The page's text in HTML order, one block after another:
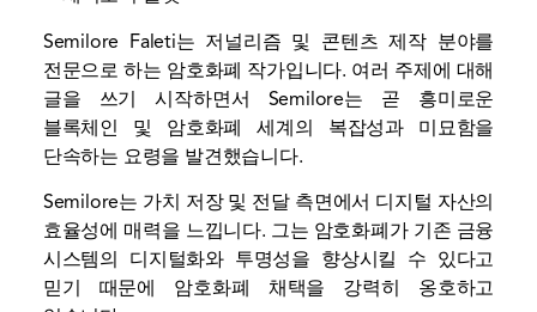
Semilore Faleti는 저널리즘 및 콘텐츠 제작 분야를
전문으로 하는 암호화폐 작가입니다. 여러 주제에 대해
글을 쓰기 시작하면서 Semilore는 곧 흥미로운
블록체인 및 암호화폐 세계의 복잡성과 미묘함을
단속하는 요령을 발견했습니다.
Semilore는 가치 저장 및 전달 측면에서 디지털 자산의
효율성에 매력을 느낍니다. 그는 암호화폐가 기존 금융
시스템의 디지털화와 투명성을 향상시킬 수 있다고
믿기 때문에 암호화폐 채택을 강력히 옹호하고